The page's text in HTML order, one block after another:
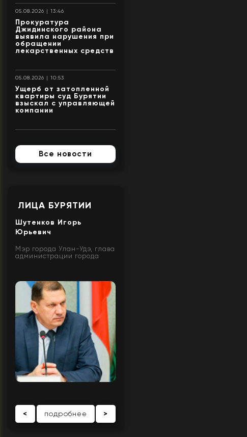
05.08.2026 | 13:46
Прокуратура
Джидинского района
выявила нарушения при
обращении
лекарственных средств
05.08.2026 | 10:53
Ущерб от затопленной
квартиры суд Бурятии
взыскал с управляющей
компании
Все новости
ЛИЦА БУРЯТИИ
Шутенков Игорь
Юрьевич
Мэр города Улан-Удэ, глава
администрации города
< подробнее >